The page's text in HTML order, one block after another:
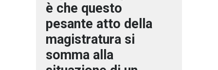
è che questo
pesante atto della
magistratura si
somma alla